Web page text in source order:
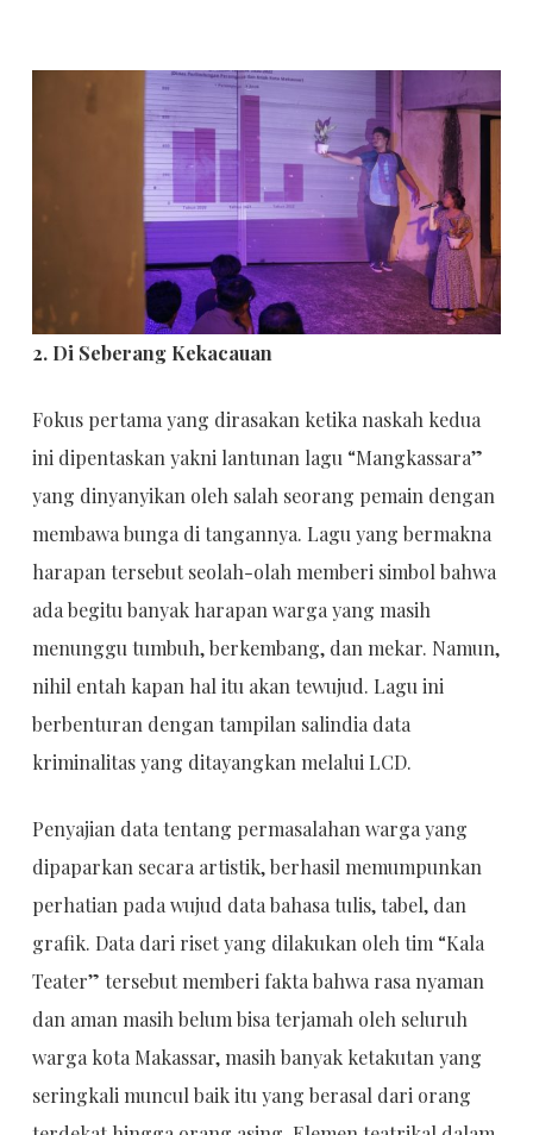
2. Di Seberang Kekacauan
Fokus pertama yang dirasakan ketika naskah kedua
ini dipentaskan yakni lantunan lagu “Mangkassara”
yang dinyanyikan oleh salah seorang pemain dengan
membawa bunga di tangannya. Lagu yang bermakna
harapan tersebut seolah-olah memberi simbol bahwa
ada begitu banyak harapan warga yang masih
menunggu tumbuh, berkembang, dan mekar. Namun,
nihil entah kapan hal itu akan tewujud. Lagu ini
berbenturan dengan tampilan salindia data
kriminalitas yang ditayangkan melalui LCD.
Penyajian data tentang permasalahan warga yang
dipaparkan secara artistik, berhasil memumpunkan
perhatian pada wujud data bahasa tulis, tabel, dan
grafik. Data dari riset yang dilakukan oleh tim “Kala
Teater” tersebut memberi fakta bahwa rasa nyaman
dan aman masih belum bisa terjamah oleh seluruh
warga kota Makassar, masih banyak ketakutan yang
seringkali muncul baik itu yang berasal dari orang